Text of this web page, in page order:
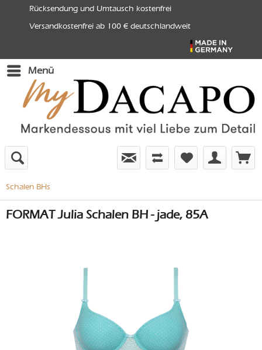
Rücksendung und Umtausch kostenfrei
Versandkostenfrei ab 100 € deutschlandweit
Menü
Schalen BHs
FORMAT Julia Schalen BH - jade, 85A